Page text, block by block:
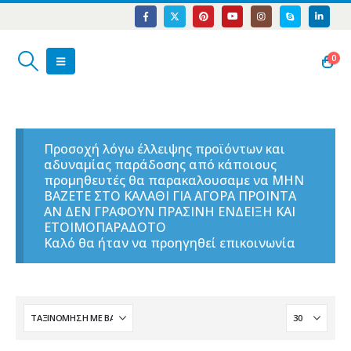
0
Προσοχή λόγω έλλειψης προϊόντων και
αδυναμίας παράδοσης από κάποιους
προμηθευτές θα παρακαλουσαμε να ΜΗΝ
ΒΑΖΕΤΕ ΣΤΟ ΚΑΛΑΘΙ ΓΙΑ ΑΓΟΡΑ ΠΡΟΙΝΤΑ
ΑΝ ΔΕΝ ΓΡΑΦΟΥΝ ΠΡΑΣΙΝΗ ΕΝΔΕΙΞΗ ΚΑΙ
ΕΤΟΙΜΟΠΑΡΑΔΟΤΟ
Καλό θα ήταν να προηγηθεί επικοινωνία